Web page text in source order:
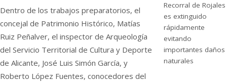
Dentro de los trabajos preparatorios, el
concejal de Patrimonio Histórico, Matías
Ruiz Peñalver, el inspector de Arqueología
del Servicio Territorial de Cultura y Deporte
de Alicante, José Luis Simón García, y
Roberto López Fuentes, conocedores del
Recorral de Rojales
es extinguido
rápidamente
evitando
importantes daños
naturales